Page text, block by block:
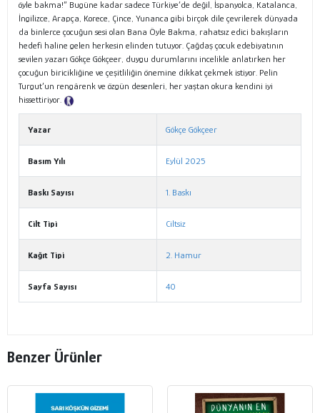
öyle bakma!” Bugüne kadar sadece Türkiye’de değil, İspanyolca, Katalanca,
İngilizce, Arapça, Korece, Çince, Yunanca gibi birçok dile çevrilerek dünyada
da binlerce çocuğun sesi olan Bana Öyle Bakma, rahatsız edici bakışların
hedefi haline gelen herkesin elinden tutuyor. Çağdaş çocuk edebiyatının
sevilen yazarı Gökçe Gökçeer, duygu durumlarını incelikle anlatırken her
çocuğun biricikliğine ve çeşitliliğin önemine dikkat çekmek istiyor. Pelin
Turgut’un rengârenk ve özgün desenleri, her yaştan okura kendini iyi
hissettiriyor.
Yazar Gökçe Gökçeer
Basım Yılı Eylül 2025
Baskı Sayısı 1. Baskı
Cilt Tipi Ciltsiz
Kağıt Tipi 2. Hamur
Sayfa Sayısı 40
Benzer Ürünler